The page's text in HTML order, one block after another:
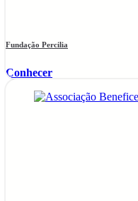
Fundação Percilia
Conhecer